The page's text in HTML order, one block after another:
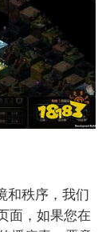
和秩序，我们
面，如果您在